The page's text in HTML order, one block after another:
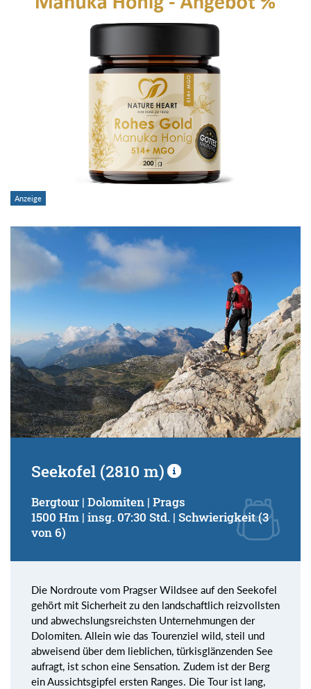
Seekofel (2810 m)
Bergtour | Dolomiten | Prags
1500 Hm | insg. 07:30 Std. | Schwierigkeit (3
von 6)
Die Nordroute vom Pragser Wildsee auf den Seekofel
gehört mit Sicherheit zu den landschaftlich reizvollsten
und abwechslungsreichsten Unternehmungen der
Dolomiten. Allein wie das Tourenziel wild, steil und
abweisend über dem lieblichen, türkisglänzenden See
aufragt, ist schon eine Sensation. Zudem ist der Berg
ein Aussichtsgipfel ersten Ranges. Die Tour ist lang,